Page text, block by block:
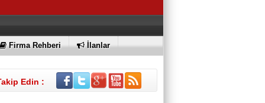
Firma Rehberi İlanlar
Edin :